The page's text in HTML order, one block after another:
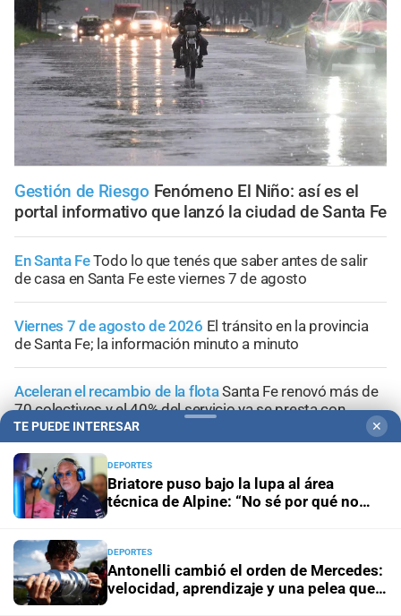
Gestión de Riesgo Fenómeno El Niño: así es el
portal informativo que lanzó la ciudad de Santa Fe
En Santa FeTodo lo que tenés que saber antes de salir
de casa en Santa Fe este viernes 7 de agosto
Viernes 7 de agosto de 2026 El tránsito en la provincia
de Santa Fe; la información minuto a minuto
Aceleran el recambio de la flotaSanta Fe renovó más de
70 colectivos y el 40% del servicio ya se presta con
unidades modernizadas
PronósticoViernes con cielo despejado, frío por la
mañana y máxima de 16°C en la ciudad de Santa Fe
+Sucesos
TE PUEDE INTERESAR ✕
DEPORTES
Briatore puso bajo la lupa al área
técnica de Alpine: “No sé por qué no
DEPORTES
Antonelli cambió el orden de Mercedes:
velocidad, aprendizaje y una pelea que